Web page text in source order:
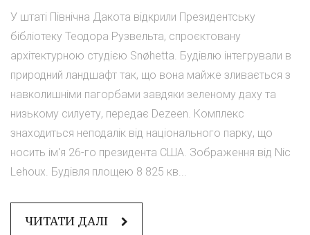
У штаті Північна Дакота відкрили Президентську
бібліотеку Теодора Рузвельта, спроєктовану
архітектурною студією Snøhetta. Будівлю інтегрували в
природний ландшафт так, що вона майже зливається з
навколишніми пагорбами завдяки зеленому даху та
низькому силуету, передає Dezeen. Комплекс
знаходиться неподалік від національного парку, що
носить ім'я 26-го президента США. Зображення від Nic
Lehoux. Будівля площею 8 825 кв...
ЧИТАТИ ДАЛІ